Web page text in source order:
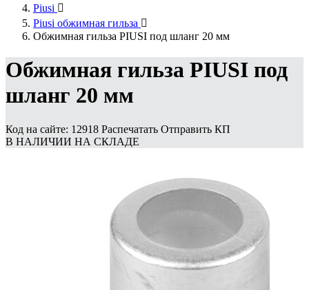
Piusi 
Piusi обжимная гильза 
Обжимная гильза PIUSI под шланг 20 мм
Обжимная гильза PIUSI под
шланг 20 мм
Код на сайте: 12918 Распечатать Отправить КП
В НАЛИЧИИ НА СКЛАДЕ